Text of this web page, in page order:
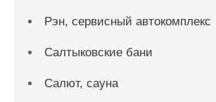
Рэн, сервисный автокомплекс
Салтыковские бани
Салют, сауна